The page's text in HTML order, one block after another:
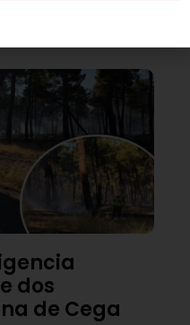
dos
de Cega